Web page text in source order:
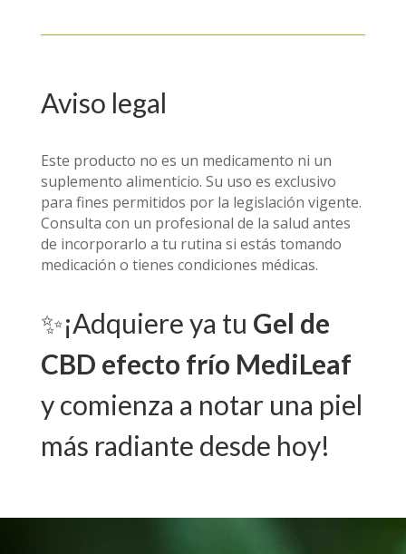
Aviso legal
Este producto no es un medicamento ni un
suplemento alimenticio. Su uso es exclusivo
para fines permitidos por la legislación vigente.
Consulta con un profesional de la salud antes
de incorporarlo a tu rutina si estás tomando
medicación o tienes condiciones médicas.
✨¡Adquiere ya tu Gel de
CBD efecto frío MediLeaf
y comienza a notar una piel
más radiante desde hoy!